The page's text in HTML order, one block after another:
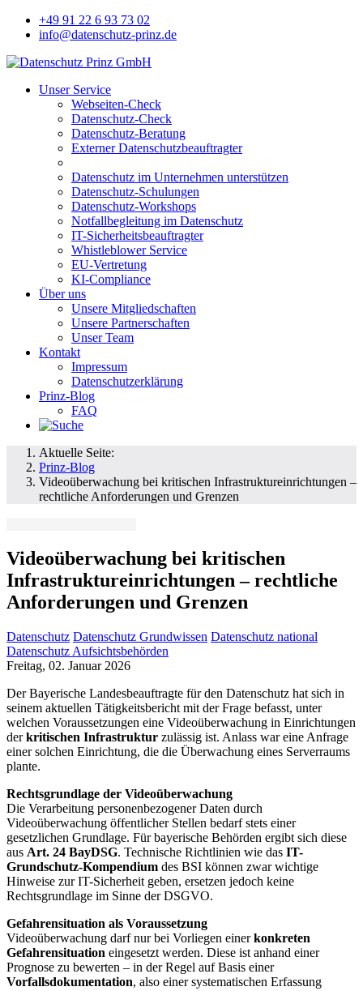
+49 91 22 6 93 73 02
info@datenschutz-prinz.de
Unser Service
Webseiten-Check
Datenschutz-Check
Datenschutz-Beratung
Externer Datenschutzbeauftragter
Datenschutz im Unternehmen unterstützen
Datenschutz-Schulungen
Datenschutz-Workshops
Notfallbegleitung im Datenschutz
IT-Sicherheitsbeauftragter
Whistleblower Service
EU-Vertretung
KI-Compliance
Über uns
Unsere Mitgliedschaften
Unsere Partnerschaften
Unser Team
Kontakt
Impressum
Datenschutzerklärung
Prinz-Blog
FAQ
Aktuelle Seite:
Prinz-Blog
Videoüberwachung bei kritischen Infrastruktureinrichtungen –
rechtliche Anforderungen und Grenzen
Videoüberwachung bei kritischen
Infrastruktureinrichtungen – rechtliche
Anforderungen und Grenzen
Datenschutz Datenschutz Grundwissen Datenschutz national
Datenschutz Aufsichtsbehörden
Freitag, 02. Januar 2026
Der Bayerische Landesbeauftragte für den Datenschutz hat sich in
seinem aktuellen Tätigkeitsbericht mit der Frage befasst, unter
welchen Voraussetzungen eine Videoüberwachung in Einrichtungen
derkritischen Infrastruktur zulässig ist. Anlass war eine Anfrage
einer solchen Einrichtung, die die Überwachung eines Serverraums
plante.
Rechtsgrundlage der Videoüberwachung
Die Verarbeitung personenbezogener Daten durch
Videoüberwachung öffentlicher Stellen bedarf stets einer
gesetzlichen Grundlage. Für bayerische Behörden ergibt sich diese
aus Art. 24 BayDSG. Technische Richtlinien wie das IT-
Grundschutz-Kompendium des BSI können zwar wichtige
Hinweise zur IT-Sicherheit geben, ersetzen jedoch keine
Rechtsgrundlage im Sinne der DSGVO.
Gefahrensituation als Voraussetzung
Videoüberwachung darf nur bei Vorliegen einerkonkreten
Gefahrensituation eingesetzt werden. Diese ist anhand einer
Prognose zu bewerten – in der Regel auf Basis einer
Vorfallsdokumentation, also einer systematischen Erfassung